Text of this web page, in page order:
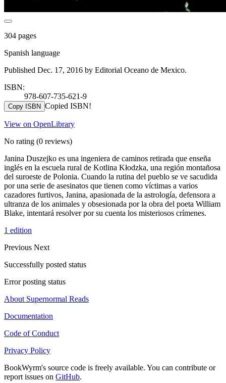
304 pages
Spanish language
Published Dec. 17, 2016 by Editorial Oceano de Mexico.
ISBN:
978-607-735-621-9
Copy ISBN Copied ISBN!
View on OpenLibrary
No rating (0 reviews)
Janina Duszejko es una ingeniera de caminos retirada que enseña
inglés en la escuela rural de Kotlina Kłodzka, una región montañosa
del suroeste de Polonia. Cuando la rutina del pueblo se ve sacudida
por una serie de asesinatos que tienen como víctimas a varios
cazadores furtivos, Janina, apasionada de la astrología, defensora a
ultranza de los animales y obsesionada por la obra del poeta William
Blake, intentará resolver por su cuenta los misteriosos crímenes.
1 edition
Previous Next
Successfully posted status
Error posting status
About Supernormal Reads
Documentation
Code of Conduct
Privacy Policy
BookWyrm's source code is freely available. You can contribute or
report issues on GitHub.